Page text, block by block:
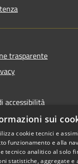
trasparente
accessibilità
Copyright
sui
cookie tecnici e
funzionamento e alla
tecnico analitico al solo
statistiche, aggregate e